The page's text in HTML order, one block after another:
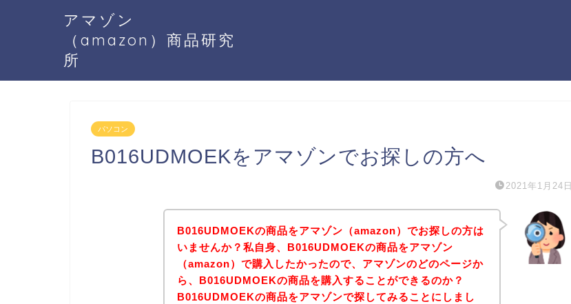
アマゾン
（amazon）商品研究
所
パソコン
B016UDMOEKをアマゾンでお探しの方へ
2021年1月24日
B016UDMOEKの商品をアマゾン（amazon）でお探しの方は
いませんか？私自身、B016UDMOEKの商品をアマゾン
（amazon）で購入したかったので、アマゾンのどのページか
ら、B016UDMOEKの商品を購入することができるのか？
B016UDMOEKの商品をアマゾンで探してみることにしまし